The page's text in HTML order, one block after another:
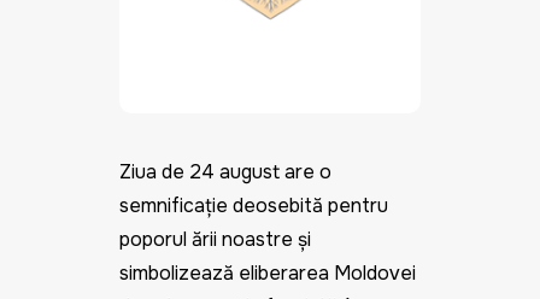
Ziua de 24 august are o
semnificație deosebită pentru
poporul țării noastre și
simbolizează eliberarea Moldovei